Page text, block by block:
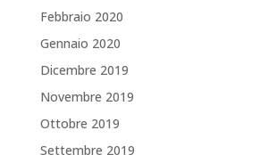
Febbraio 2020
Gennaio 2020
Dicembre 2019
Novembre 2019
Ottobre 2019
Settembre 2019